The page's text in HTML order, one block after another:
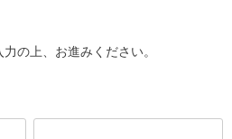
の上、お進みください。